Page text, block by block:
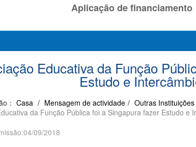
Aplicação de financiamento
Educativa da Função
Estudo e
： Casa / Mensagem de actividade / Outras Instituições
da Função Pública foi a Singapura fazer Estudo e
09/2018